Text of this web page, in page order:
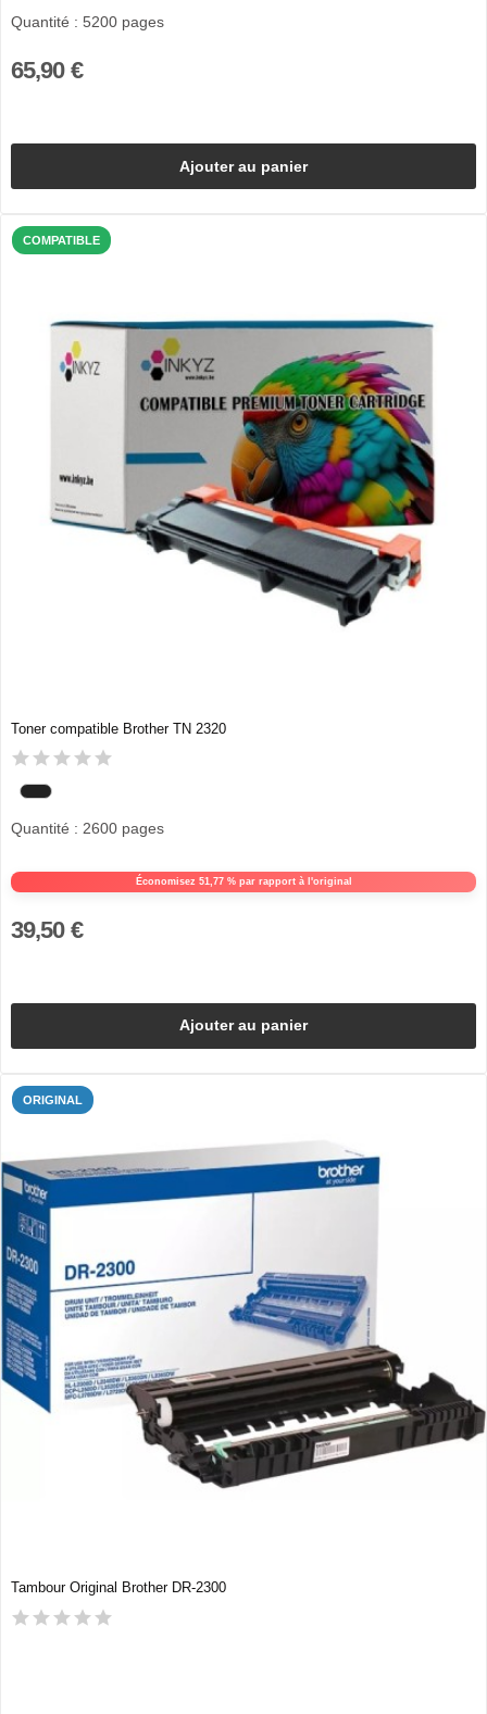
Quantité : 5200 pages
65,90 €
Ajouter au panier
COMPATIBLE
Toner compatible Brother TN 2320
Économisez 51,77 % par rapport à l'original
Quantité : 2600 pages
39,50 €
Ajouter au panier
ORIGINAL
Tambour Original Brother DR-2300